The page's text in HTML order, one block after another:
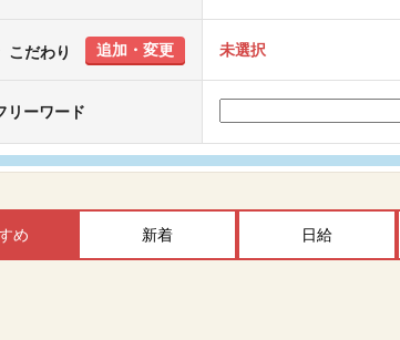
こだわり 追加・変更 未選択
リーワード
め 新着 日給